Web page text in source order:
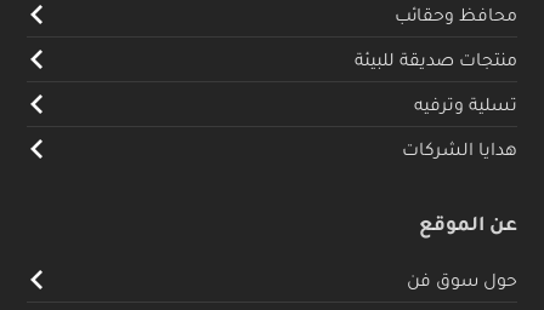
محافظ وحقائب
منتجات صديقة للبيئة
تسلية وترفيه
هدايا الشركات
عن الموقع
حول سوق فن